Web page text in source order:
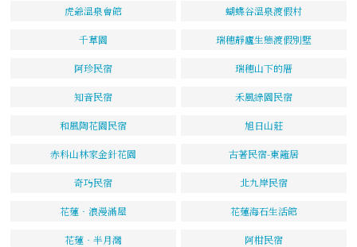
虎爺溫泉會館 蝴蝶谷溫泉渡假村
千草園 瑞穗靜廬生態渡假別墅
阿珍民宿 瑞穗山下的厝
知音民宿 禾風綠園民宿
和風陶花園民宿 旭日山莊
赤科山林家金針花園 古著民宿-東籬居
奇巧民宿 北九岸民宿
花蓮‧浪漫滿屋 花蓮海石生活館
花蓮‧半月灣 阿柑民宿